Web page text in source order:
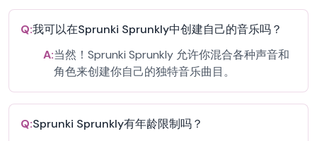
Q:我可以在Sprunki Sprunkly中创建自己的音乐吗？
A:当然！Sprunki Sprunkly 允许你混合各种声音和
角色来创建你自己的独特音乐曲目。
Q:Sprunki Sprunkly有年龄限制吗？